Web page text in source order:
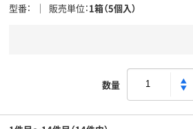
型番 販売単位 1箱（5個入）
数量